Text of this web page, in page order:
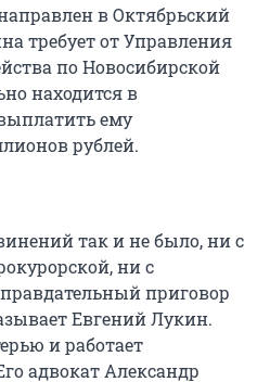
в Октябрьский
требует от Управления
по Новосибирской
находится в
ему
рублей.
так и не было, ни с
ни с
приговор
Евгений Лукин.
и работает
адвокат Александр